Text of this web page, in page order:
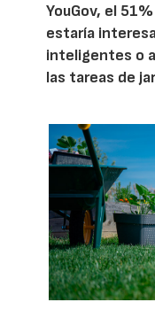
YouGov, el
estaría
inteligentes o
las tareas de